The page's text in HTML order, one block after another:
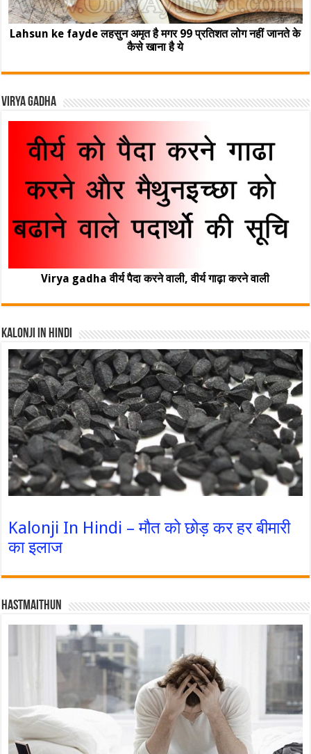
Lahsun ke fayde लहसुन अमृत है मगर 99 प्रतिशत लोग नहीं जानते के
कैसे खाना है ये
Virya Gadha
Virya gadha वीर्य पैदा करने वाली, वीर्य गाढ़ा करने वाली
Kalonji In Hindi
Kalonji In Hindi – मौत को छोड़ कर हर बीमारी
का इलाज
Hastmaithun